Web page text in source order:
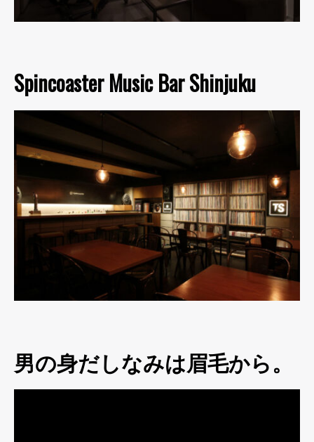
Spincoaster Music Bar Shinjuku
男の身だしなみは眉毛から。